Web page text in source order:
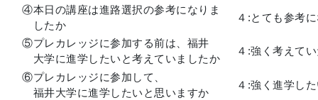
④本日の講座は進路選択の参考になりま
したか
４:とても参考
⑤プレカレッジに参加する前は、福井
大学に進学したいと考えていましたか
４:強く考えて
⑥プレカレッジに参加して、
福井大学に進学したいと思いますか
４:強く進学し